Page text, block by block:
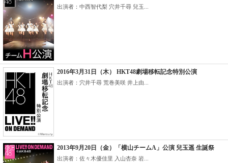
出演者：中西智代梨 穴井千尋 兒玉...
2016年3月31日（木） HKT48劇場移転記念特別公演
出演者：穴井千尋 荒巻美咲 井上由...
2013年9月20日（金）「横山チームA」公演 兒玉遥 生誕祭
出演者：佐々木優佳里 入山杏奈 岩...